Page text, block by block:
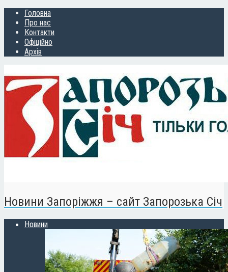
Головна
Про нас
Контакти
Офіційно
Архів
Новини Запоріжжя – сайт Запорозька Січ
Новини